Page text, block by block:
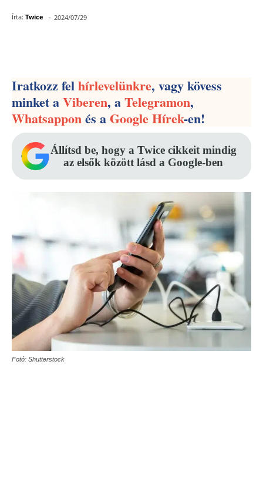
Írta: Twice - 2024/07/29
Iratkozz felhírlevelünkre, vagy kövess
minket aViberen, aTelegramon,
Whatsapponés aGoogle Hírek-en!
Állítsd be, hogy a Twice cikkeit mindig
az elsők között lásd a Google-ben
Fotó: Shutterstock